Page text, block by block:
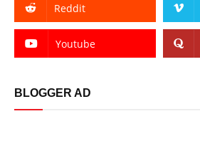
Reddit
Youtube
BLOGGER AD